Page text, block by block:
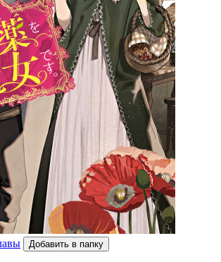
Добавить в папку